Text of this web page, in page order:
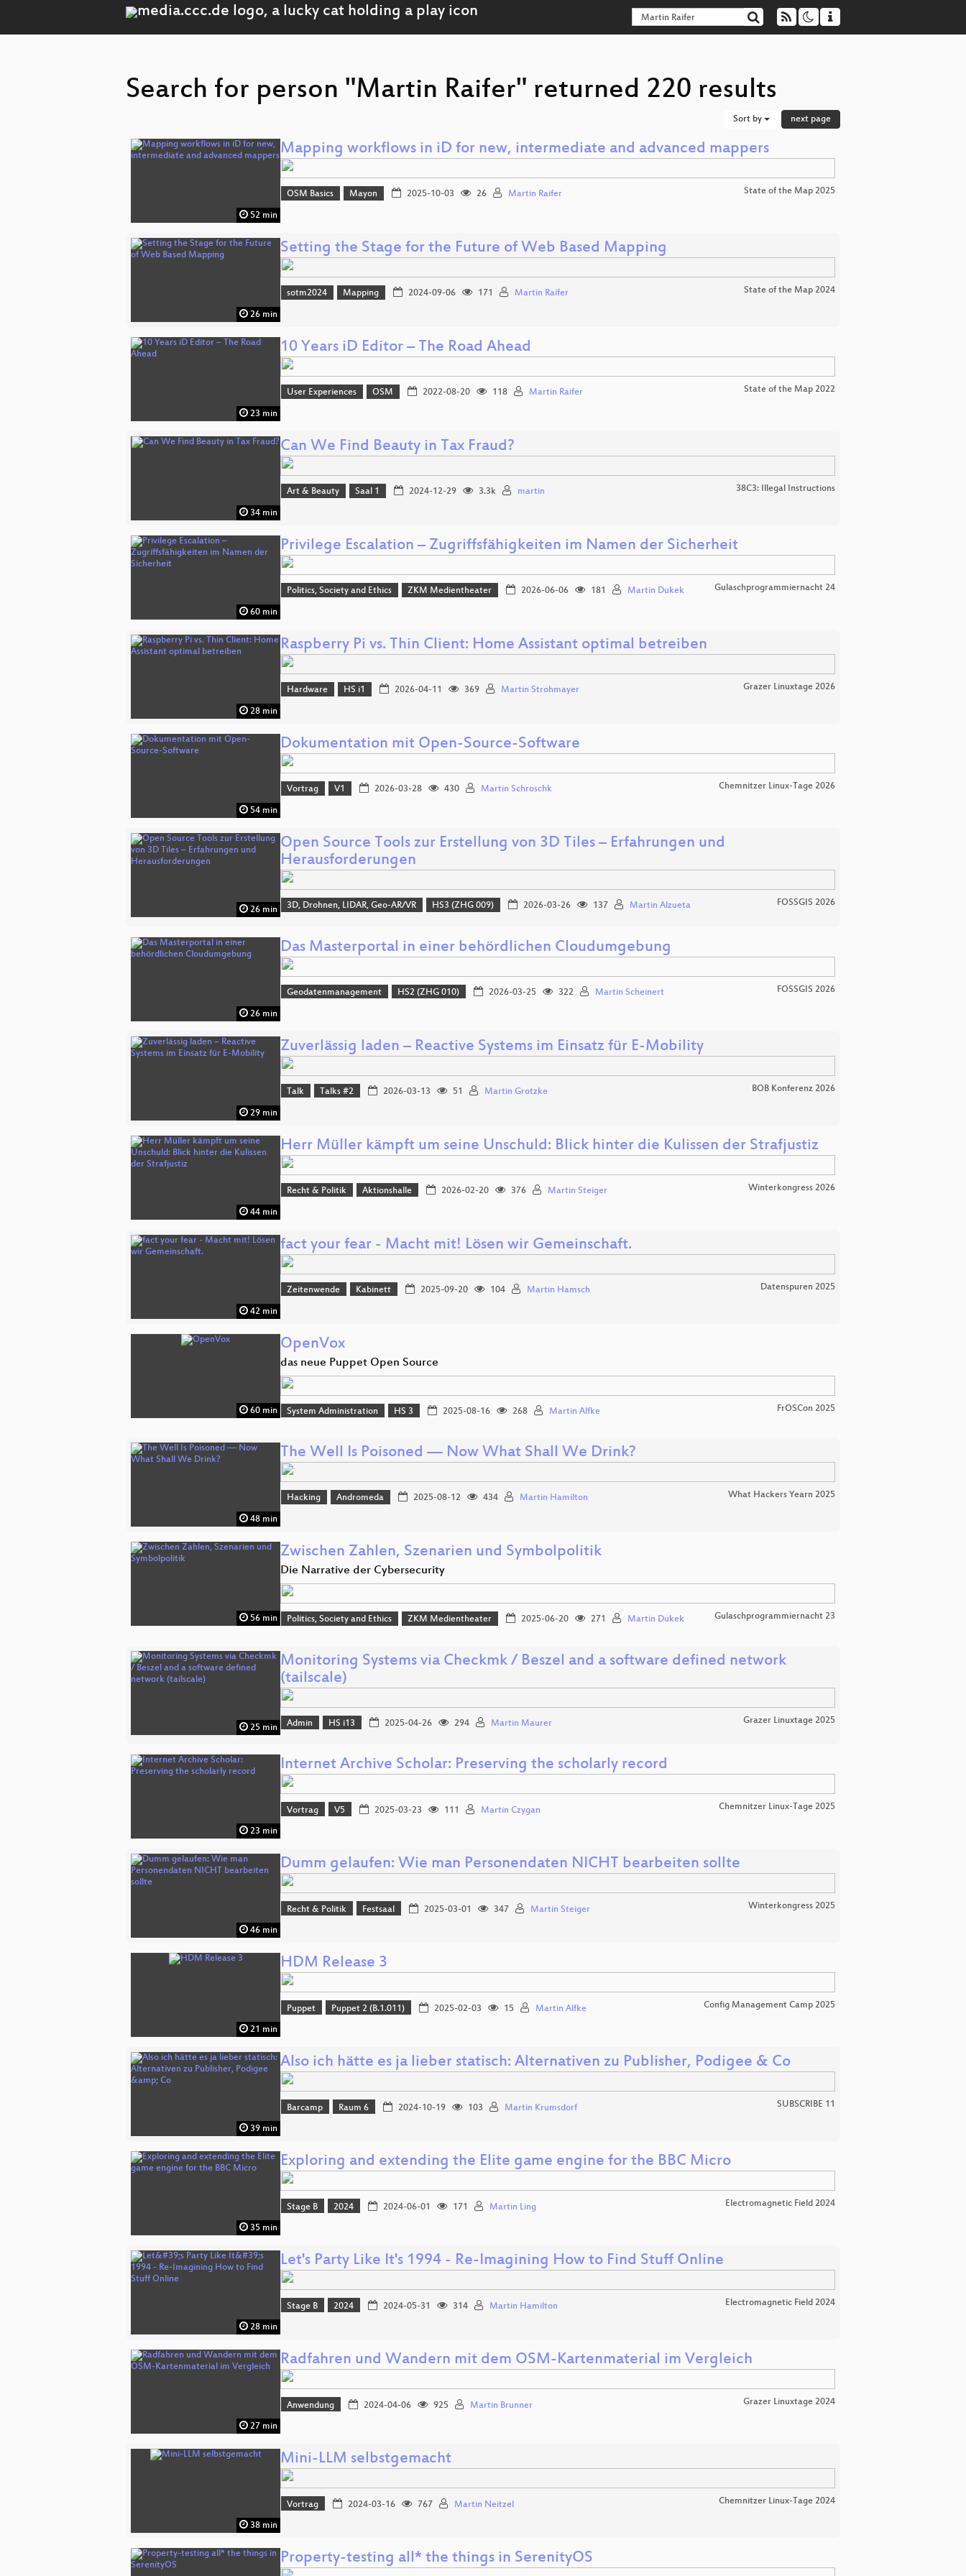
Search for person "Martin Raifer" returned 220 results
Sort by next page
52 min
Mapping workflows in iD for new, intermediate and advanced mappers
OSM Basics Mayon 2025-10-03 26 Martin Raifer State of the Map 2025
26 min
Setting the Stage for the Future of Web Based Mapping
sotm2024 Mapping 2024-09-06 171 Martin Raifer State of the Map 2024
23 min
10 Years iD Editor – The Road Ahead
User Experiences OSM 2022-08-20 118 Martin Raifer State of the Map 2022
34 min
Can We Find Beauty in Tax Fraud?
Art & Beauty Saal 1 2024-12-29 3.3k martin 38C3: Illegal Instructions
60 min
Privilege Escalation – Zugriffsfähigkeiten im Namen der Sicherheit
Politics, Society and Ethics ZKM Medientheater 2026-06-06 181 Martin Dukek Gulaschprogrammiernacht 24
28 min
Raspberry Pi vs. Thin Client: Home Assistant optimal betreiben
Hardware HS i1 2026-04-11 369 Martin Strohmayer Grazer Linuxtage 2026
54 min
Dokumentation mit Open-Source-Software
Vortrag V1 2026-03-28 430 Martin Schroschk Chemnitzer Linux-Tage 2026
26 min
Open Source Tools zur Erstellung von 3D Tiles – Erfahrungen und
Herausforderungen
3D, Drohnen, LIDAR, Geo-AR/VR HS3 (ZHG 009) 2026-03-26 137 Martin Alzueta FOSSGIS 2026
26 min
Das Masterportal in einer behördlichen Cloudumgebung
Geodatenmanagement HS2 (ZHG 010) 2026-03-25 322 Martin Scheinert FOSSGIS 2026
29 min
Zuverlässig laden – Reactive Systems im Einsatz für E-Mobility
Talk Talks #2 2026-03-13 51 Martin Grotzke BOB Konferenz 2026
44 min
Herr Müller kämpft um seine Unschuld: Blick hinter die Kulissen der Strafjustiz
Recht & Politik Aktionshalle 2026-02-20 376 Martin Steiger Winterkongress 2026
42 min
fact your fear - Macht mit! Lösen wir Gemeinschaft.
Zeitenwende Kabinett 2025-09-20 104 Martin Hamsch Datenspuren 2025
60 min
OpenVox
das neue Puppet Open Source
System Administration HS 3 2025-08-16 268 Martin Alfke FrOSCon 2025
48 min
The Well Is Poisoned — Now What Shall We Drink?
Hacking Andromeda 2025-08-12 434 Martin Hamilton What Hackers Yearn 2025
56 min
Zwischen Zahlen, Szenarien und Symbolpolitik
Die Narrative der Cybersecurity
Politics, Society and Ethics ZKM Medientheater 2025-06-20 271 Martin Dukek Gulaschprogrammiernacht 23
25 min
Monitoring Systems via Checkmk / Beszel and a software defined network
(tailscale)
Admin HS i13 2025-04-26 294 Martin Maurer Grazer Linuxtage 2025
23 min
Internet Archive Scholar: Preserving the scholarly record
Vortrag V5 2025-03-23 111 Martin Czygan Chemnitzer Linux-Tage 2025
46 min
Dumm gelaufen: Wie man Personendaten NICHT bearbeiten sollte
Recht & Politik Festsaal 2025-03-01 347 Martin Steiger Winterkongress 2025
21 min
HDM Release 3
Puppet Puppet 2 (B.1.011) 2025-02-03 15 Martin Alfke Config Management Camp 2025
39 min
Also ich hätte es ja lieber statisch: Alternativen zu Publisher, Podigee & Co
Barcamp Raum 6 2024-10-19 103 Martin Krumsdorf SUBSCRIBE 11
35 min
Exploring and extending the Elite game engine for the BBC Micro
Stage B 2024 2024-06-01 171 Martin Ling Electromagnetic Field 2024
28 min
Let's Party Like It's 1994 - Re-Imagining How to Find Stuff Online
Stage B 2024 2024-05-31 314 Martin Hamilton Electromagnetic Field 2024
27 min
Radfahren und Wandern mit dem OSM-Kartenmaterial im Vergleich
Anwendung 2024-04-06 925 Martin Brunner Grazer Linuxtage 2024
38 min
Mini-LLM selbstgemacht
Vortrag 2024-03-16 767 Martin Neitzel Chemnitzer Linux-Tage 2024
Property-testing all* the things in SerenityOS